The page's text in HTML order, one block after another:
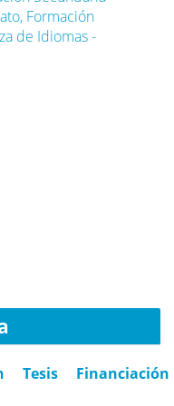
Formación
de Idiomas -
Tesis Financiación